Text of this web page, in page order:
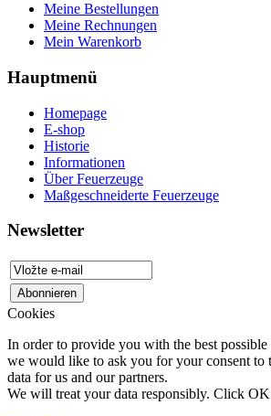
Meine Bestellungen
Meine Rechnungen
Mein Warenkorb
Hauptmenü
Homepage
E-shop
Historie
Informationen
Über Feuerzeuge
Maßgeschneiderte Feuerzeuge
Newsletter
Cookies
In order to provide you with the best
we would like to ask you for your consent to
data for us and our partners.
We will treat your data responsibly. Click